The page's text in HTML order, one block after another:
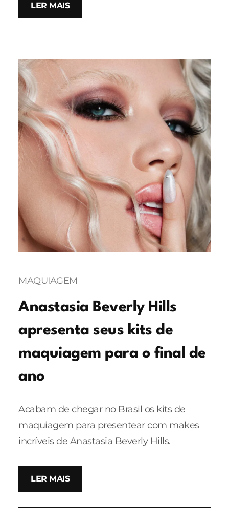
LER MAIS
MAQUIAGEM
Anastasia Beverly Hills
apresenta seus kits de
maquiagem para o final de
ano
Acabam de chegar no Brasil os kits de
maquiagem para presentear com makes
incríveis de Anastasia Beverly Hills.
LER MAIS